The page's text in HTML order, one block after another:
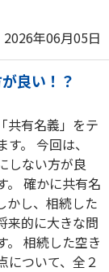
2026年06月05日
が良い！？
共有名義」をテ
。 今回は、
しない方が良
。 確かに共有名
かし、相続した
来的に大きな問
。 相続した空き
について、全２